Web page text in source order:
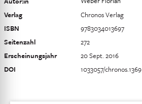
Verlag
Chronos Verlag
ISBN
9783034013697
Seitenzahl
272
Erscheinungsjahr
20 Sept. 2016
DOI
1033057/chronos.1369